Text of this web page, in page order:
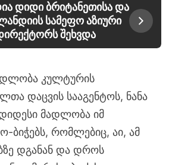
დიდი ბრიტანეთისა და
სამეფო აზიური
შეხვდა
კულტურის
დაცვის სააგენტოს, ნანა
მადლობა იმ
ბიჭებს, რომლებიც, აი, ამ
დგანან და დროს